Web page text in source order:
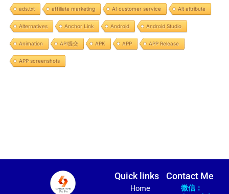
ads.txt affiliate marketing AI customer service Alt attribute
Alternatives Anchor Link Android Android Studio
Animation API提交 APK APP APP Release
APP screenshots
Quick links
Home
Contact Me
微信：